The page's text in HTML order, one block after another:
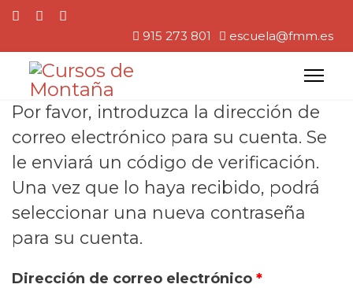
915 273 801 escuela@fmm.es
Por favor, introduzca la dirección de
correo electrónico para su cuenta. Se
le enviará un código de verificación.
Una vez que lo haya recibido, podrá
seleccionar una nueva contraseña
para su cuenta.
Dirección de correo electrónico *